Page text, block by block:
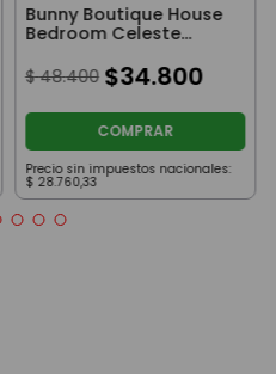
Bunny Boutique House
Bedroom Celeste
Original
$ 48.400 $34.800
COMPRAR
Precio sin impuestos nacionales:
$ 28.760,33